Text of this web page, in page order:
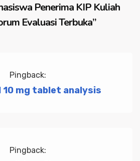
Penerima KIP Kuliah
Evaluasi Terbuka”
Pingback:
mg tablet analysis
Pingback: